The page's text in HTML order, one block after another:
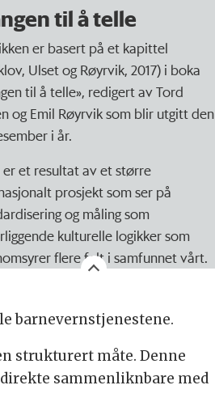
til å telle
er basert på et kapittel
Ulset og Røyrvik, 2017) i boka
til å telle», redigert av Tord
og Emil Røyrvik som blir utgitt den
i år.
er et resultat av et større
prosjekt som ser på
og måling som
kulturelle logikker som
flere felt i samfunnet vårt.
barnevernstjenestene.
strukturert måte. Denne
sammenliknbare med